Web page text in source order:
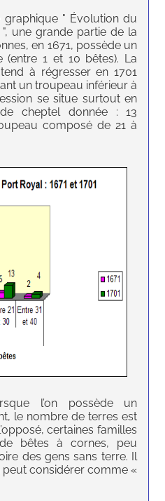
" Évolution du
une grande partie de la
en 1671, possède un
1 et 10 bêtes). La
à régresser en 1701
un troupeau inférieur à
se situe surtout en
cheptel donnée : 13
composé de 21 à
l’on possède un
le nombre de terres est
certaines familles
bêtes à cornes, peu
des gens sans terre. Il
peut considérer comme «